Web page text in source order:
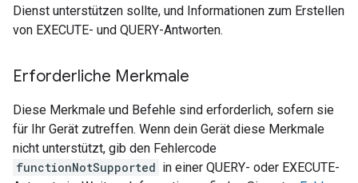
Dienst unterstützen sollte, und Informationen zum Erstellen
von EXECUTE- und QUERY-Antworten.
Erforderliche Merkmale
Diese Merkmale und Befehle sind erforderlich, sofern sie
für Ihr Gerät zutreffen. Wenn dein Gerät diese Merkmale
nicht unterstützt, gib den Fehlercode
functionNotSupported in einer QUERY- oder EXECUTE-